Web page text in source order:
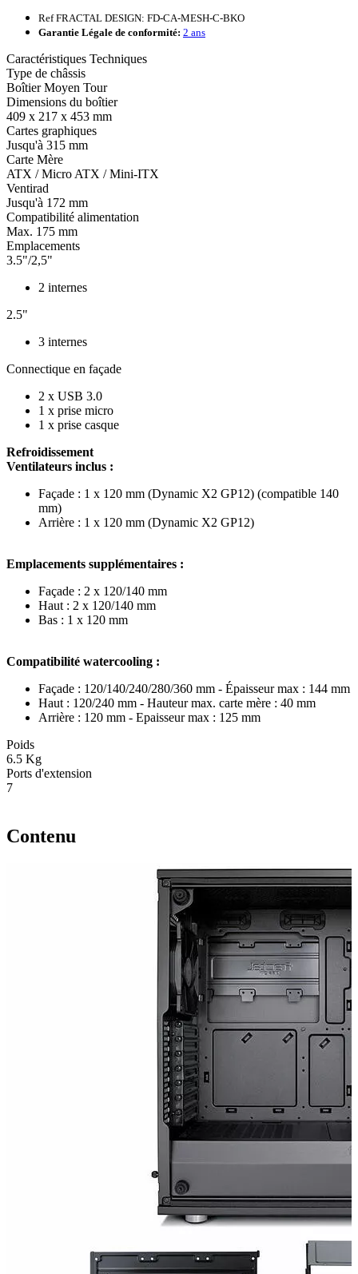
Ref FRACTAL DESIGN: FD-CA-MESH-C-BKO
Garantie Légale de conformité: 2 ans
Caractéristiques Techniques
Type de châssis
Boîtier Moyen Tour
Dimensions du boîtier
409 x 217 x 453 mm
Cartes graphiques
Jusqu'à 315 mm
Carte Mère
ATX / Micro ATX / Mini-ITX
Ventirad
Jusqu'à 172 mm
Compatibilité alimentation
Max. 175 mm
Emplacements
3.5"/2,5"
2 internes
2.5"
3 internes
Connectique en façade
2 x USB 3.0
1 x prise micro
1 x prise casque
Refroidissement
Ventilateurs inclus :
Façade : 1 x 120 mm (Dynamic X2 GP12) (compatible 140
mm)
Arrière : 1 x 120 mm (Dynamic X2 GP12)
Emplacements supplémentaires :
Façade : 2 x 120/140 mm
Haut : 2 x 120/140 mm
Bas : 1 x 120 mm
Compatibilité watercooling :
Façade : 120/140/240/280/360 mm - Épaisseur max : 144 mm
Haut : 120/240 mm - Hauteur max. carte mère : 40 mm
Arrière : 120 mm - Epaisseur max : 125 mm
Poids
6.5 Kg
Ports d'extension
7
Contenu